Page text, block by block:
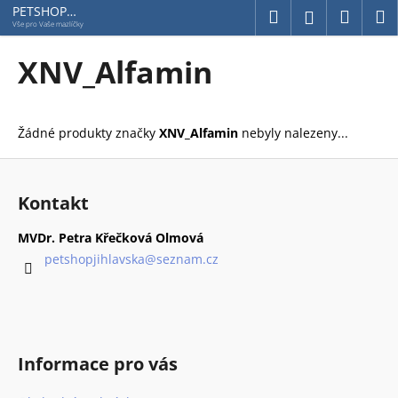
Přejít
na
obsah
PETSHOP
Jihlavská
Vše pro Vaše mazlíčky Hledat Přihlášení
XNV_Alfamin
Žádné produkty značky XNV_Alfamin nebyly nalezeny...
o
o
p
o
t
ř
e
b
u
t
e
Z
Kontakt
MVDr. Petra Křečková Olmová
petshopjihlavska@seznam.cz
Informace pro vás